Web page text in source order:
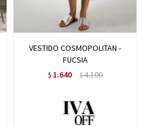
VESTIDO COSMOPOLITAN -
FUCSIA
$ 1.640 $4.100